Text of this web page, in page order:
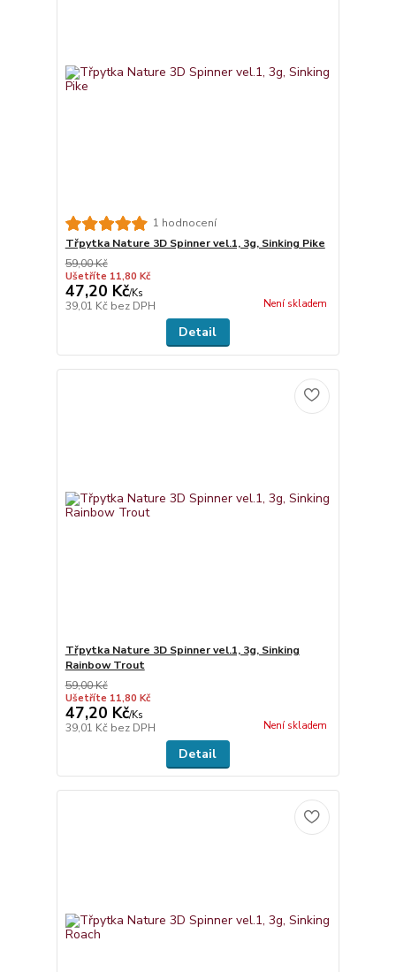
1 hodnocení
Třpytka Nature 3D Spinner vel.1, 3g, Sinking Pike
59,00 Kč
Ušetříte 11,80 Kč
47,20 Kč/Ks
39,01 Kč bez DPH Není skladem
Detail
Třpytka Nature 3D Spinner vel.1, 3g, Sinking
Rainbow Trout
59,00 Kč
Ušetříte 11,80 Kč
47,20 Kč/Ks
39,01 Kč bez DPH Není skladem
Detail